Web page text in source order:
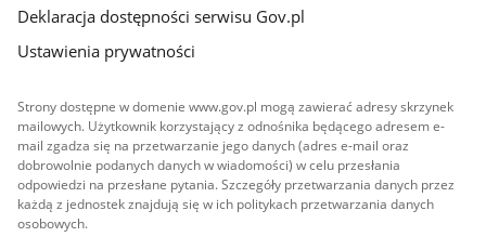
Deklaracja dostępności serwisu Gov.pl
Ustawienia prywatności
Strony dostępne w domenie www.gov.pl mogą zawierać adresy skrzynek
mailowych. Użytkownik korzystający z odnośnika będącego adresem e-
mail zgadza się na przetwarzanie jego danych (adres e-mail oraz
dobrowolnie podanych danych w wiadomości) w celu przesłania
odpowiedzi na przesłane pytania. Szczegóły przetwarzania danych przez
każdą z jednostek znajdują się w ich politykach przetwarzania danych
osobowych.